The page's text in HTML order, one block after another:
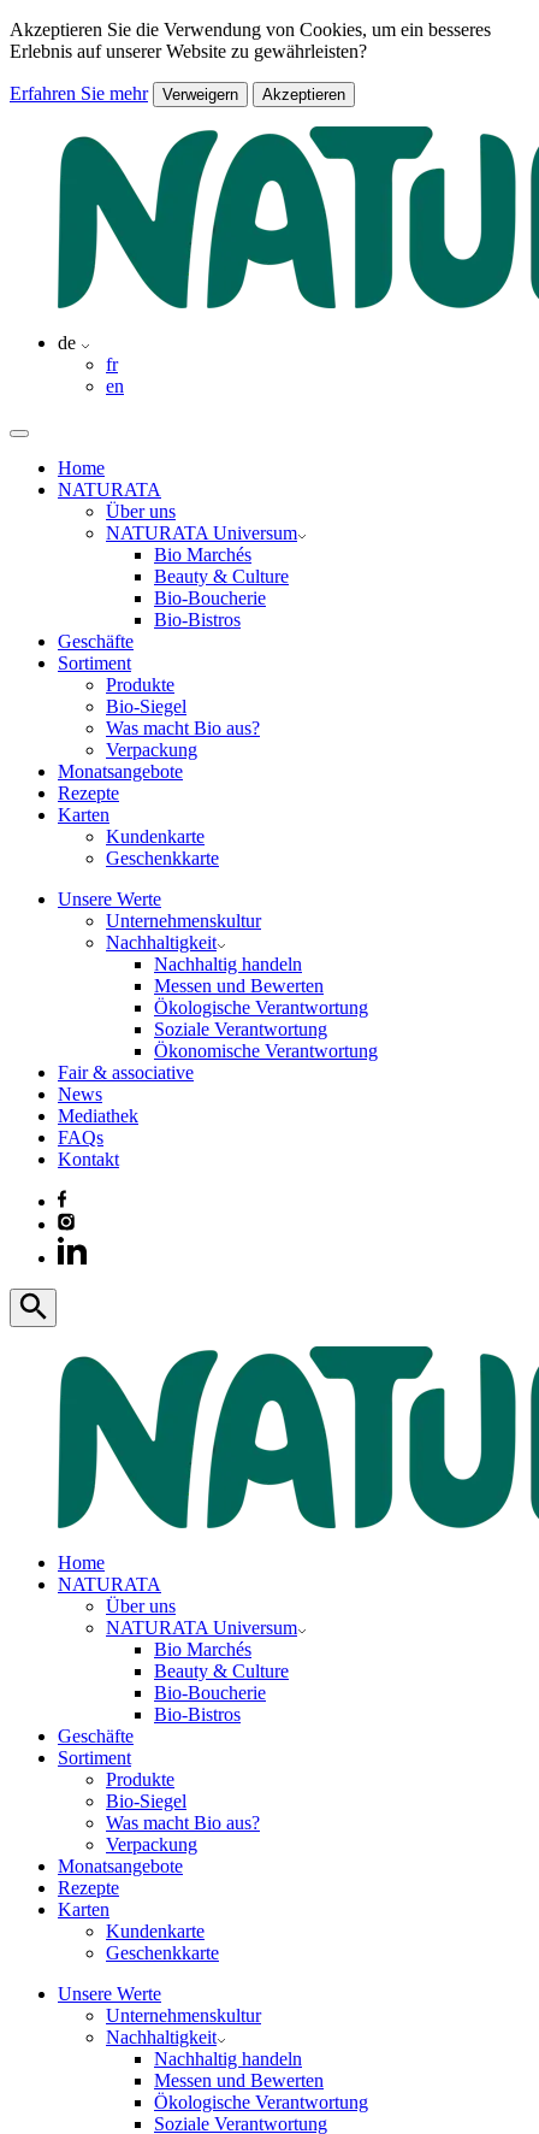
Akzeptieren Sie die Verwendung von Cookies, um ein besseres
Erlebnis auf unserer Website zu gewährleisten?
Erfahren Sie mehr Verweigern Akzeptieren
de
fr
en
Home
NATURATA
Über uns
NATURATA Universum
Bio Marchés
Beauty & Culture
Bio-Boucherie
Bio-Bistros
Geschäfte
Sortiment
Produkte
Bio-Siegel
Was macht Bio aus?
Verpackung
Monatsangebote
Rezepte
Karten
Kundenkarte
Geschenkkarte
Unsere Werte
Unternehmenskultur
Nachhaltigkeit
Nachhaltig handeln
Messen und Bewerten
Ökologische Verantwortung
Soziale Verantwortung
Ökonomische Verantwortung
Fair & associative
News
Mediathek
FAQs
Kontakt
Home
NATURATA
Über uns
NATURATA Universum
Bio Marchés
Beauty & Culture
Bio-Boucherie
Bio-Bistros
Geschäfte
Sortiment
Produkte
Bio-Siegel
Was macht Bio aus?
Verpackung
Monatsangebote
Rezepte
Karten
Kundenkarte
Geschenkkarte
Unsere Werte
Unternehmenskultur
Nachhaltigkeit
Nachhaltig handeln
Messen und Bewerten
Ökologische Verantwortung
Soziale Verantwortung